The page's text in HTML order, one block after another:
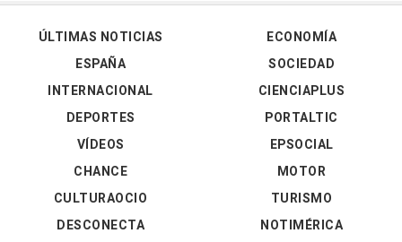
ÚLTIMAS NOTICIAS
ESPAÑA
INTERNACIONAL
DEPORTES
VÍDEOS
ECONOMÍA
SOCIEDAD
CIENCIAPLUS
PORTALTIC
EPSOCIAL
CHANCE
CULTURAOCIO
DESCONECTA
MOTOR
TURISMO
NOTIMÉRICA